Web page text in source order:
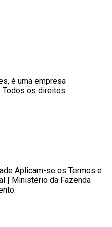
é uma empresa
Todos os direitos
Aplicam-se os Termos e
| Ministério da Fazenda